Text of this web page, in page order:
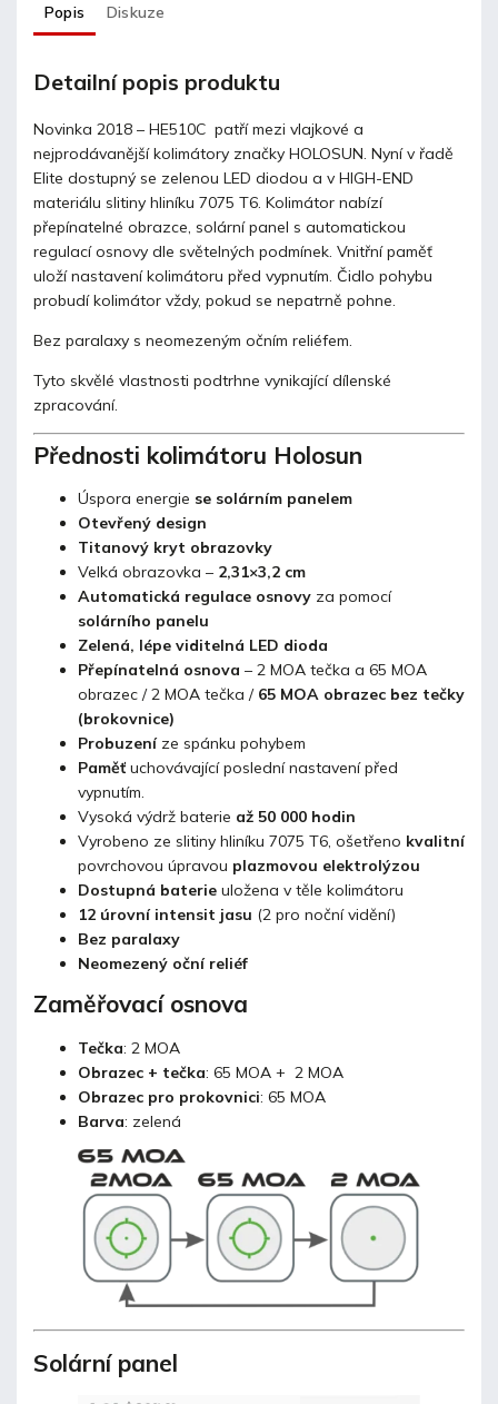
Popis Diskuze
Detailní popis produktu
Novinka 2018 – HE510C patří mezi vlajkové a
nejprodávanější kolimátory značky HOLOSUN. Nyní v řadě
Elite dostupný se zelenou LED diodou a v HIGH-END
materiálu slitiny hliníku 7075 T6. Kolimátor nabízí
přepínatelné obrazce, solární panel s automatickou
regulací osnovy dle světelných podmínek. Vnitřní paměť
uloží nastavení kolimátoru před vypnutím. Čidlo pohybu
probudí kolimátor vždy, pokud se nepatrně pohne.
Bez paralaxy s neomezeným očním reliéfem.
Tyto skvělé vlastnosti podtrhne vynikající dílenské
zpracování.
Přednosti kolimátoru Holosun
Úspora energie se solárním panelem
Otevřený design
Titanový kryt obrazovky
Velká obrazovka – 2,31×3,2 cm
Automatická regulace osnovy za pomocí
solárního panelu
Zelená, lépe viditelná LED dioda
Přepínatelná osnova – 2 MOA tečka a 65 MOA
obrazec / 2 MOA tečka / 65 MOA obrazec bez tečky
(brokovnice)
Probuzeníze spánku pohybem
Paměť uchovávající poslední nastavení před
vypnutím.
Vysoká výdrž baterie až 50 000 hodin
Vyrobeno ze slitiny hliníku 7075 T6, ošetřeno kvalitní
povrchovou úpravou plazmovou elektrolýzou
Dostupná baterie uložena v těle kolimátoru
12 úrovní intensit jasu (2 pro noční vidění)
Bez paralaxy
Neomezený oční reliéf
Zaměřovací osnova
Tečka: 2 MOA
Obrazec + tečka: 65 MOA + 2 MOA
Obrazec pro prokovnici: 65 MOA
Barva: zelená
Solární panel